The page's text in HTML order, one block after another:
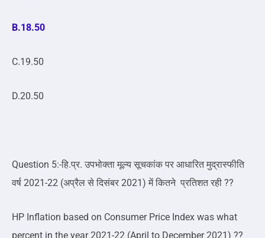
B.18.50
C.19.50
D.20.50
Question 5:-हि.प्र. उपभोक्ता मूल्य सूचकांक पर आधारित मुद्रास्फीति
वर्ष 2021-22 (अप्रैल से दिसंबर 2021) में कितने प्रतिशत रही ??
HP Inflation based on Consumer Price Index was what
percent in the year 2021-22 (April to December 2021) ??